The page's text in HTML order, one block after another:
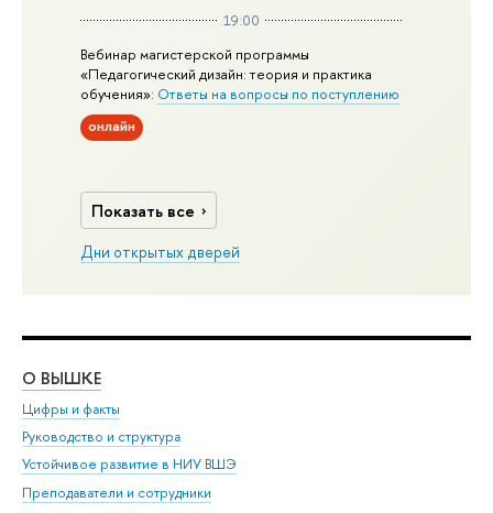
19:00
Вебинар магистерской программы
«Педагогический дизайн: теория и практика
обучения»: Ответы на вопросы по поступлению
онлайн
Показать все
Дни открытых дверей
О ВЫШКЕ
Цифры и факты
Руководство и структура
Устойчивое развитие в НИУ ВШЭ
Преподаватели и сотрудники